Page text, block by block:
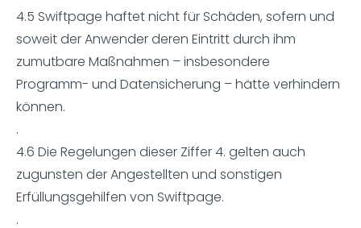
4.5 Swiftpage haftet nicht für Schäden, sofern und
soweit der Anwender deren Eintritt durch ihm
zumutbare Maßnahmen – insbesondere
Programm- und Datensicherung – hätte verhindern
können.
.
4.6 Die Regelungen dieser Ziffer 4. gelten auch
zugunsten der Angestellten und sonstigen
Erfüllungsgehilfen von Swiftpage.
.